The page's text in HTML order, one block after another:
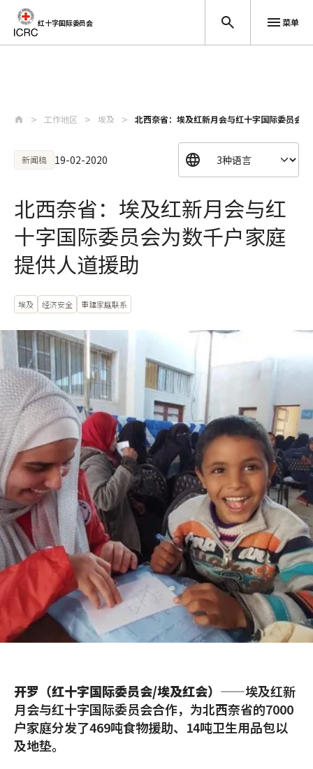
红十字国际委员会 菜单
工作地区 埃及 北西奈省：埃及红新月会与红十字国际委员会
新闻稿 19-02-2020
北西奈省：埃及红新月会与红
十字国际委员会为数千户家庭
提供人道援助
埃及 经济安全 重建家庭联系
开罗（红十字国际委员会/埃及红会） ——埃及红新
月会与红十字国际委员会合作，为北西奈省的7000
户家庭分发了469吨食物援助、14吨卫生用品包以
及地垫。